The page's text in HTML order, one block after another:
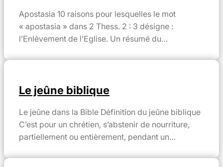
Apostasia 10 raisons pour lesquelles le mot
« apostasia » dans 2 Thess. 2 : 3 désigne :
l’Enlèvement de l’Eglise. Un résumé du…
Le jeûne biblique
Le jeûne dans la Bible Définition du jeûne biblique
C’est pour un chrétien, s’abstenir de nourriture,
partiellement ou entièrement, pendant un…